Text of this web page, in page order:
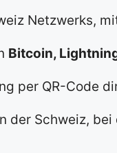
Netzwerks,
Bitcoin,
per QR-Code
der Schweiz,